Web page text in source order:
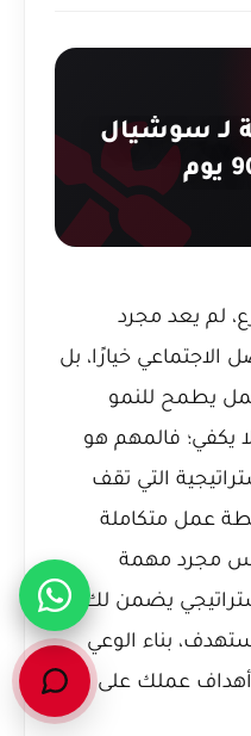
لـ سوشيال
لم يعد مجرد
الاجتماعي خيارًا، بل
يطمح للنمو
لا يكفي؛ فالمهم هو
التي تقف
عمل متكاملة
مجرد مهمة
يضمن لك
بناء الوعي
أهداف عملك على